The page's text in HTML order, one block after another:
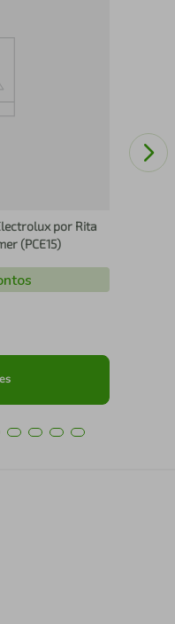
por Rita
(PCE15)